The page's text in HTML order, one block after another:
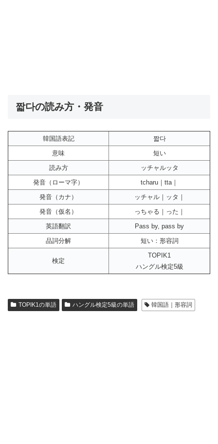
짧다の読み方・発音
韓国語表記
짧다
意味
短い
読み方
ッチャルッタ
発音（ローマ字）
tcharu｜tta｜
発音（カナ）
ッチャル｜ッタ｜
発音（仮名）
っちゃる｜った｜
英語翻訳
Pass by, pass by
品詞分解
短い：形容詞
検定
TOPIK1
ハングル検定5級
TOPIK1の単語 ハングル検定5級の単語 韓国語｜形容詞